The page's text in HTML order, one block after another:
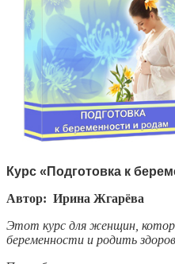
Курс «Подготовка к
Автор: Ирина Жгарёва
Этот курс для женщин,
беременности и родить